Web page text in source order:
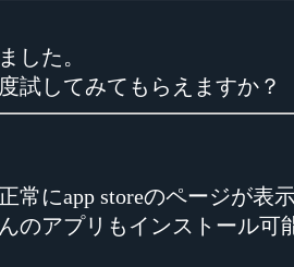
した。
試してみてもらえますか？
常にapp storeのページが表
のアプリもインストール可